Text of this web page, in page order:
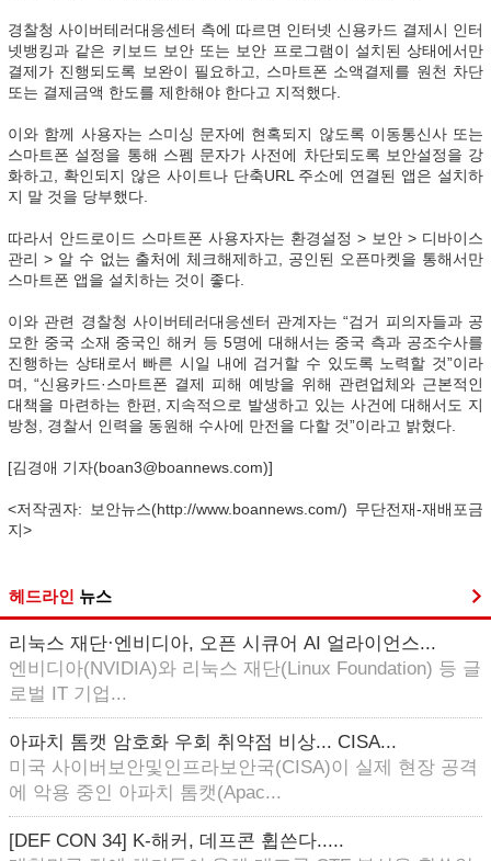
경찰청 사이버테러대응센터 측에 따르면 인터넷 신용카드 결제시 인터
넷뱅킹과 같은 키보드 보안 또는 보안 프로그램이 설치된 상태에서만
결제가 진행되도록 보완이 필요하고, 스마트폰 소액결제를 원천 차단
또는 결제금액 한도를 제한해야 한다고 지적했다.
이와 함께 사용자는 스미싱 문자에 현혹되지 않도록 이동통신사 또는
스마트폰 설정을 통해 스펨 문자가 사전에 차단되도록 보안설정을 강
화하고, 확인되지 않은 사이트나 단축URL 주소에 연결된 앱은 설치하
지 말 것을 당부했다.
따라서 안드로이드 스마트폰 사용자자는 환경설정 > 보안 > 디바이스
관리 > 알 수 없는 출처에 체크해제하고, 공인된 오픈마켓을 통해서만
스마트폰 앱을 설치하는 것이 좋다.
이와 관련 경찰청 사이버테러대응센터 관계자는 “검거 피의자들과 공
모한 중국 소재 중국인 해커 등 5명에 대해서는 중국 측과 공조수사를
진행하는 상태로서 빠른 시일 내에 검거할 수 있도록 노력할 것”이라
며, “신용카드·스마트폰 결제 피해 예방을 위해 관련업체와 근본적인
대책을 마련하는 한편, 지속적으로 발생하고 있는 사건에 대해서도 지
방청, 경찰서 인력을 동원해 수사에 만전을 다할 것”이라고 밝혔다.
[김경애 기자(boan3@boannews.com)]
<저작권자: 보안뉴스(http://www.boannews.com/) 무단전재-재배포금
지>
헤드라인 뉴스
리눅스 재단·엔비디아, 오픈 시큐어 AI 얼라이언스...
엔비디아(NVIDIA)와 리눅스 재단(Linux Foundation) 등 글
로벌 IT 기업...
아파치 톰캣 암호화 우회 취약점 비상... CISA...
미국 사이버보안및인프라보안국(CISA)이 실제 현장 공격
에 악용 중인 아파치 톰캣(Apac...
[DEF CON 34] K-해커, 데프콘 휩쓴다.....